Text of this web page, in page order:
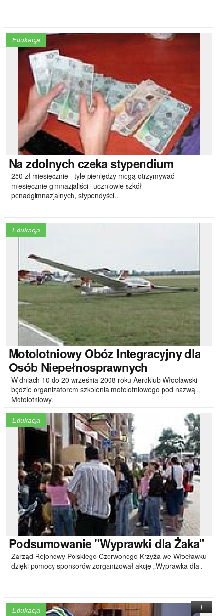
Edukacja
Nazdolnych czeka stypendium
250 zł miesięcznie - tyle pieniędzy mogą otrzymywać
miesięcznie gimnazjaliści i uczniowie szkół
ponadgimnazjalnych, stypendyści..
Edukacja
MotolotniowyObóz Integracyjny dla
Osób Niepełnosprawnych
W dniach 10 do 20 września 2008 roku Aeroklub Włocławski
będzie organizatorem szkolenia motolotniowego pod nazwą „
Motolotniowy..
Edukacja
Podsumowanie"Wyprawki dla Żaka"
Zarząd Rejonowy Polskiego Czerwonego Krzyża we Włocławku
dzięki pomocy sponsorów zorganizował akcję „Wyprawka dla..
Edukacja 1